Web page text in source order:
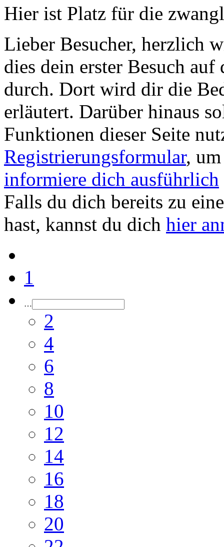
Hier ist Platz für die
Lieber Besucher, herzlich
dies dein erster Besuch
durch. Dort wird dir die
erläutert. Darüber hinaus
Funktionen dieser Seite
Registrierungsformular,
informiere dich ausführlich
Falls du dich bereits zu
hast, kannst du dich hier
1
…
2
4
6
8
10
12
14
16
18
20